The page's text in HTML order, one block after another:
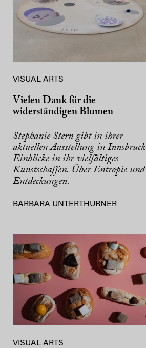
VISUAL ARTS
Vielen Dank für die
widerständigen Blumen
Stephanie Stern gibt in ihrer
aktuellen Ausstellung in Innsbruck
Einblicke in ihr vielfältiges
Kunstschaffen. Über Entropie und
Entdeckungen.
BARBARA UNTERTHURNER
VISUAL ARTS